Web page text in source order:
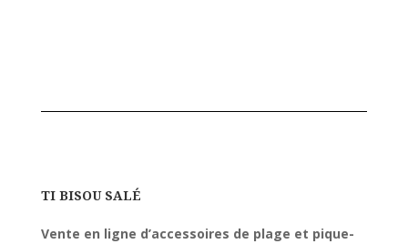
TI BISOU SALÉ
Vente en ligne d’accessoires de plage et pique-